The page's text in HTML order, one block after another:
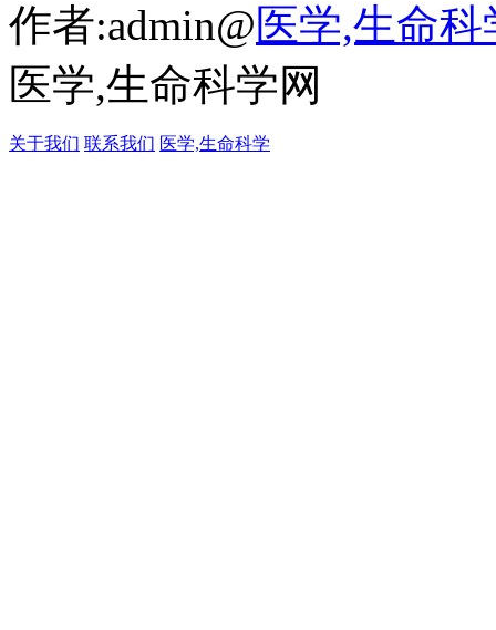
作者:admin@医学,生命科
医学,生命科学网
关于我们 联系我们 医学,生命科学